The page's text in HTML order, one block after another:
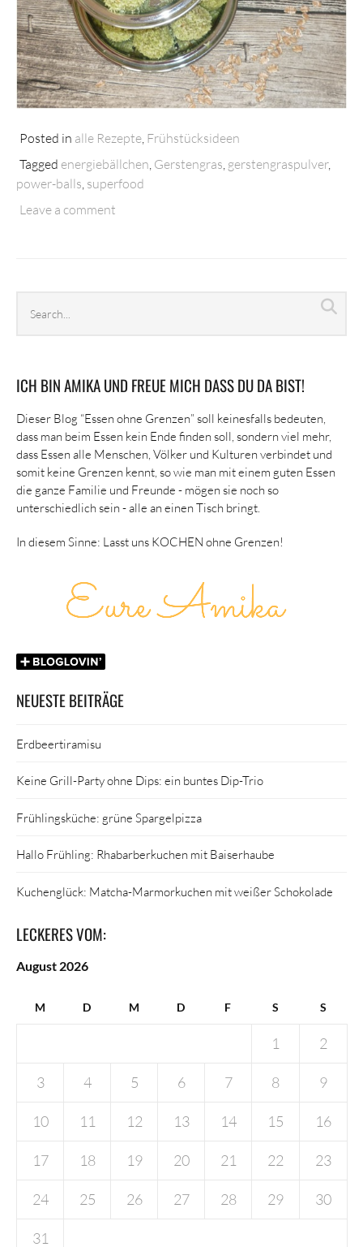
Posted in alle Rezepte Frühstücksideen
Tagged energiebällchen Gerstengras gerstengraspulver,
power-balls superfood
Leave a comment
archives
ICH BIN AMIKA UND FREUE MICH DASS DU DA BIST!
Dieser Blog “Essen ohne Grenzen” soll keinesfalls bedeuten,
dass man beim Essen kein Ende finden soll, sondern viel mehr,
dass Essen alle Menschen, Völker und Kulturen verbindet und
somit keine Grenzen kennt, so wie man mit einem guten Essen
die ganze Familie und Freunde - mögen sie noch so
unterschiedlich sein - alle an einen Tisch bringt.
In diesem Sinne: Lasst uns KOCHEN ohne Grenzen!
NEUESTE BEITRÄGE
Erdbeertiramisu
Keine Grill-Party ohne Dips: ein buntes Dip-Trio
Frühlingsküche: grüne Spargelpizza
Hallo Frühling: Rhabarberkuchen mit Baiserhaube
Kuchenglück: Matcha-Marmorkuchen mit weißer Schokolade
LECKERES VOM:
August 2026
M D M D F S S
1 2
3 4 5 6 7 8 9
10 11 12 13 14 15 16
17 18 19 20 21 22 23
24 25 26 27 28 29 30
31